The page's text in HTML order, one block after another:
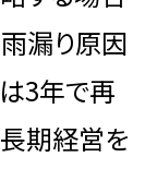
漏り原因
3年で再
期経営を